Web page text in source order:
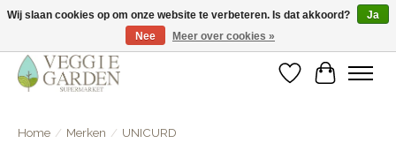
vegan & veggie products | free store pick-up
Verlanglijst
Home / Merken / UNICURD
Wij slaan cookies op om onze website te verbeteren. Is dat akkoord?
Ja
Nee
Meer over cookies »